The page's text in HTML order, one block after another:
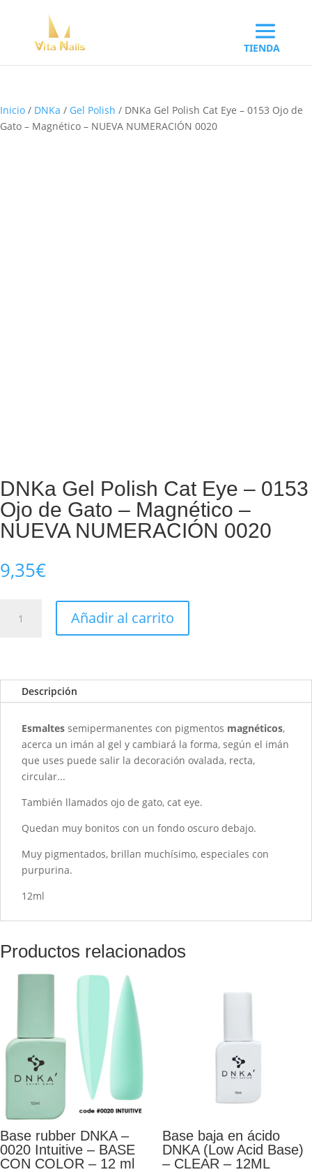
Inicio / DNKa / Gel Polish / DNKa Gel Polish Cat Eye – 0153 Ojo de
Gato – Magnético – NUEVA NUMERACIÓN 0020
DNKa Gel Polish Cat Eye – 0153
Ojo de Gato – Magnético –
NUEVA NUMERACIÓN 0020
9,35€
0153
Magnético
NUMERACIÓN
cantidad
Añadir al carrito
Descripción
Esmaltes semipermanentes con pigmentos magnéticos,
acerca un imán al gel y cambiará la forma, según el imán
que uses puede salir la decoración ovalada, recta,
circular...
También llamados ojo de gato, cat eye.
Quedan muy bonitos con un fondo oscuro debajo.
Muy pigmentados, brillan muchísimo, especiales con
purpurina.
12ml
Productos relacionados
Base rubber DNKA –
0020 Intuitive – BASE
CON COLOR – 12 ml
Base baja en ácido
DNKA (Low Acid Base)
– CLEAR – 12ML